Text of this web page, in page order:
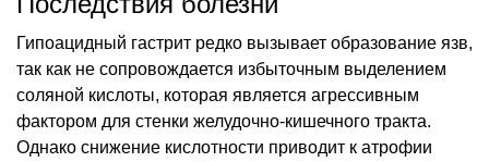
Гипоацидный гастрит редко вызывает образование язв,
так как не сопровождается избыточным выделением
соляной кислоты, которая является агрессивным
фактором для стенки желудочно-кишечного тракта.
Однако снижение кислотности приводит к атрофии